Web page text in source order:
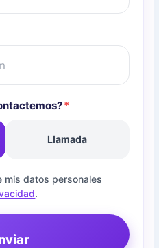
*
Llamada
mis datos personales
.